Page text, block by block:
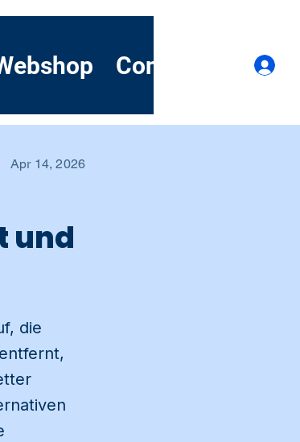
Contact Demo
Apr 14, 2026
und
die